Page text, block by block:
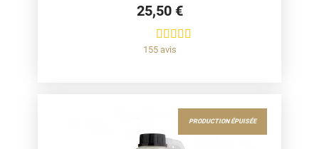
25,50 €
155 avis
MÉDAILLÉ : OR
PRODUCTION ÉPUISÉE